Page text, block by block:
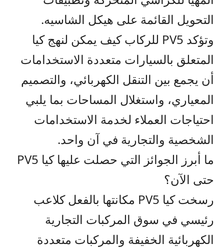
التحويل القائمة على هيكل الشاسيه.
وتؤكد PV5 للركابكيف يمكن لنهج كيا
المتعلق بالسيارات متعددة الاستخدامات
أن يجمع بين التنقل الكهربائي، والتصميم
المعياري، واستغلال المساحات بما يلبي
احتياجات العملاء لخدمة الاستخدامات
الشخصية والتجارية في آن واحد.
ما أبرز الجوائز التي حصلت عليها كيا PV5
حتى الآن؟
رسخت كيا PV5 مكانتها بالفعل كلاعب
رئيسي في سوق المركبات التجارية
الكهربائية الخفيفة والمركبات متعددة